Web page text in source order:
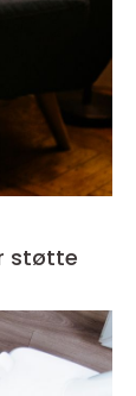
støtte